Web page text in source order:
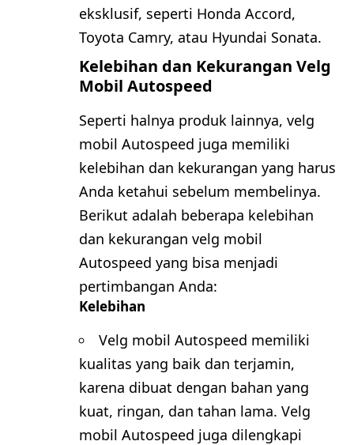
eksklusif, seperti Honda Accord,
Toyota Camry, atau Hyundai Sonata.
Kelebihan dan Kekurangan Velg
Mobil Autospeed
Seperti halnya produk lainnya, velg
mobil Autospeed juga memiliki
kelebihan dan kekurangan yang harus
Anda ketahui sebelum membelinya.
Berikut adalah beberapa kelebihan
dan kekurangan velg mobil
Autospeed yang bisa menjadi
pertimbangan Anda:
Kelebihan
Velg mobil Autospeed memiliki
kualitas yang baik dan terjamin,
karena dibuat dengan bahan yang
kuat, ringan, dan tahan lama. Velg
mobil Autospeed juga dilengkapi